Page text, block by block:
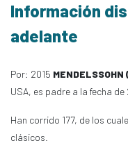
Información
adelante
Por: 2015 MENDELSSOHN
USA, es padre a la fecha de
Han corrido 177, de los
clásicos.